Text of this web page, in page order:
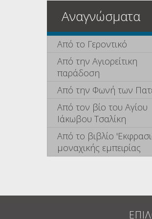
Αναγνώσματα
Από το Γεροντικό
Από την Αγιορείτικη
παράδοση
Από την Φωνή των
Από τον βίο του Αγίου
Ιάκωβου Τσαλίκη
Από το βιβλίο
μοναχικής εμπειρίας